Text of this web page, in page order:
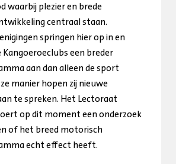
waarbij plezier en brede
centraal staan.
springen hier op in en
Kangoeroeclubs een breder
aan dan alleen de sport
manier hopen zij nieuwe
te spreken. Het Lectoraat
op dit moment een onderzoek
of het breed motorisch
echt effect heeft.